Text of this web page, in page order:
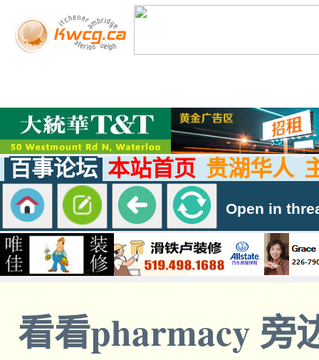
百事论坛 本站首页 贵湖华人
Open in
看看pharmacy 旁